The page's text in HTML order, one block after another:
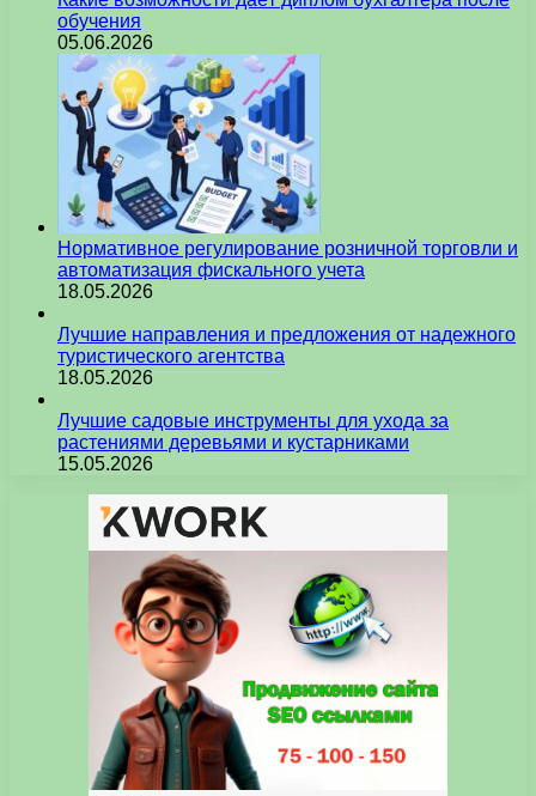
обучения
05.06.2026
Нормативное регулирование розничной торговли и
автоматизация фискального учета
18.05.2026
Лучшие направления и предложения от надежного
туристического агентства
18.05.2026
Лучшие садовые инструменты для ухода за
растениями деревьями и кустарниками
15.05.2026